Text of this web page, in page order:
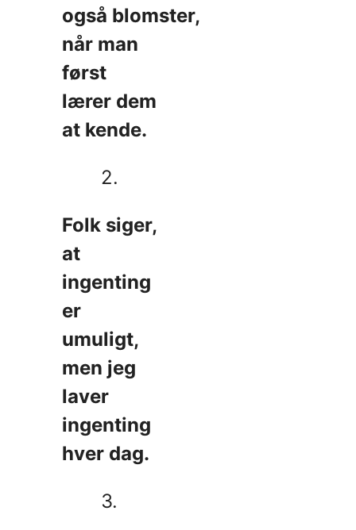
også blomster,
når man
først
lærer dem
at kende.
2.
Folk siger,
at
ingenting
er
umuligt,
men jeg
laver
ingenting
hver dag.
3.